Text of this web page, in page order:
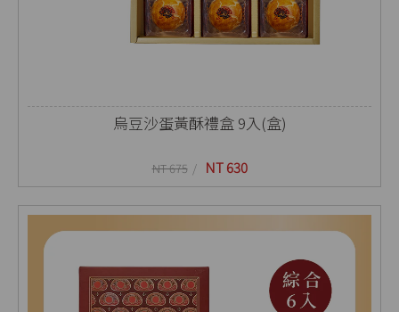
烏豆沙蛋黃酥禮盒 9入(盒)
NT 675 NT 630